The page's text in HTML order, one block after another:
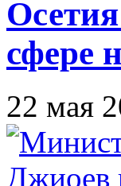
сфере
22 мая